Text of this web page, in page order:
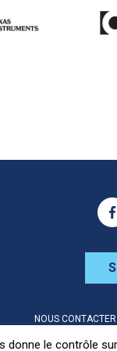
sur les
NOUS CONTACTER
donne le contrôle